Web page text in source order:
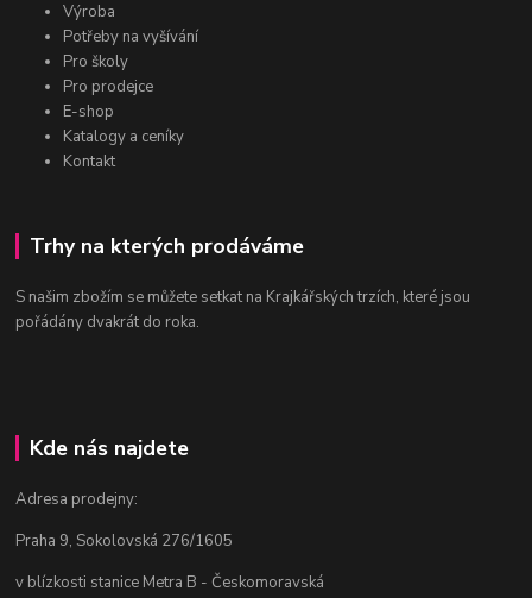
Výroba
Potřeby na vyšívání
Pro školy
Pro prodejce
E-shop
Katalogy a ceníky
Kontakt
Trhy na kterých prodáváme
S našim zbožím se můžete setkat na Krajkářských trzích, které jsou
pořádány dvakrát do roka.
Kde nás najdete
Adresa prodejny:
Praha 9, Sokolovská 276/1605
v blízkosti stanice Metra B - Českomoravská